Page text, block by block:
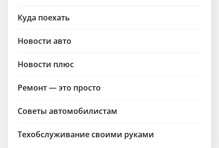
Куда поехать
Новости авто
Новости плюс
Ремонт — это просто
Советы автомобилистам
Техобслуживание своими руками